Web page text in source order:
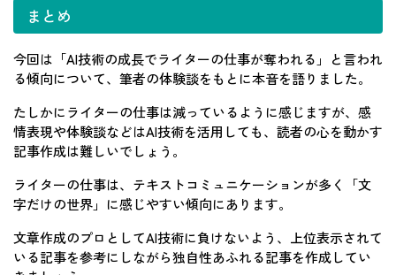
まとめ
今回は「AI技術の成長でライターの仕事が奪われる」と言われ
る傾向について、筆者の体験談をもとに本音を語りました。
たしかにライターの仕事は減っているように感じますが、感
情表現や体験談などはAI技術を活用しても、読者の心を動かす
記事作成は難しいでしょう。
ライターの仕事は、テキストコミュニケーションが多く「文
字だけの世界」に感じやすい傾向にあります。
文章作成のプロとしてAI技術に負けないよう、上位表示されて
いる記事を参考にしながら独自性あふれる記事を作成してい